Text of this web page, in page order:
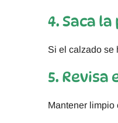
4. Saca
Si el calzado se
5. Revisa
Mantener limpio